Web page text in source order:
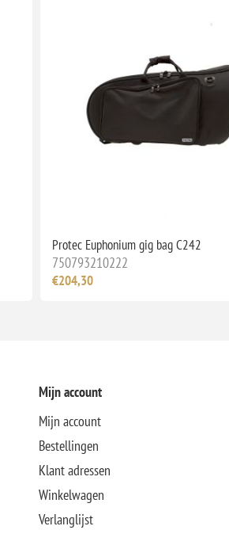
Protec Euphonium gig bag C242
750793210222
€204,30
Mijn account
Mijn account
Bestellingen
Klant adressen
Winkelwagen
Verlanglijst